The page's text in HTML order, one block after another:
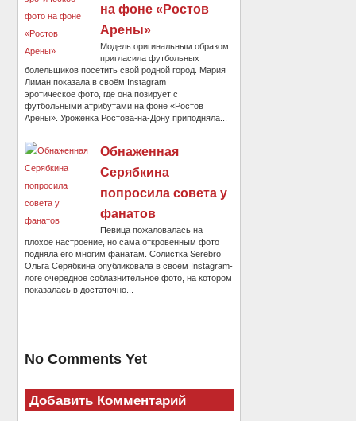
на фоне «Ростов
Арены»
Модель оригинальным образом
пригласила футбольных
болельщиков посетить свой родной город. Мария
Лиман показала в своём Instagram
эротическое фото, где она позирует с
футбольными атрибутами на фоне «Ростов
Арены». Уроженка Ростова-на-Дону приподняла...
Обнаженная
Серябкина
попросила совета у
фанатов
Певица пожаловалась на
плохое настроение, но сама откровенным фото
подняла его многим фанатам. Солистка Serebro
Ольга Серябкина опубликовала в своём Instagram-
логе очередное соблазнительное фото, на котором
показалась в достаточно...
No Comments Yet
Добавить Комментарий